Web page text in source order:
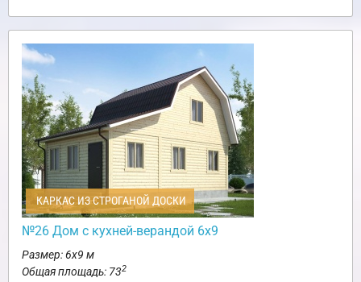
КАРКАС ИЗ СТРОГАНОЙ ДОСКИ
№26 Дом с кухней-верандой 6х9
Размер: 6х9 м
Общая площадь: 732